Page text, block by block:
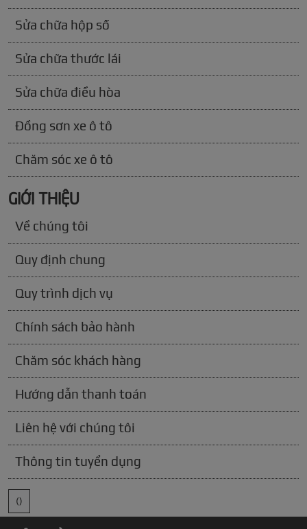
Sửa chữa hộp số
Sửa chữa thước lái
Sửa chữa điều hòa
Đồng sơn xe ô tô
Chăm sóc xe ô tô
GIỚI THIỆU
Về chúng tôi
Quy định chung
Quy trình dịch vụ
Chính sách bảo hành
Chăm sóc khách hàng
Hướng dẫn thanh toán
Liên hệ với chúng tôi
Thông tin tuyển dụng
()